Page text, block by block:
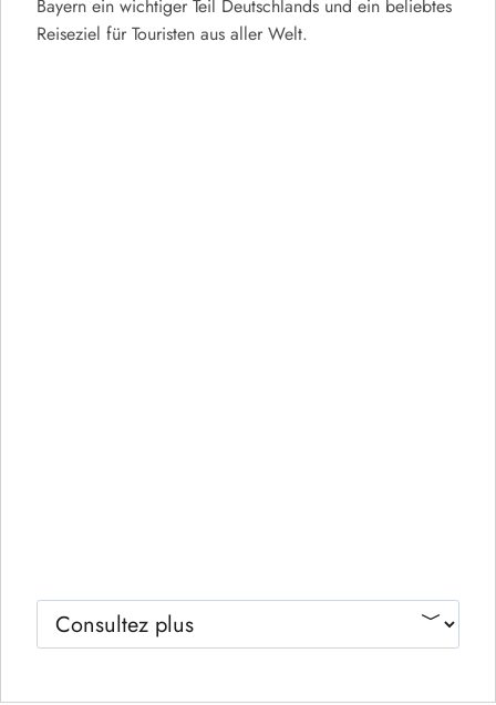
Bayern ein wichtiger Teil Deutschlands und ein beliebtes
Reiseziel für Touristen aus aller Welt.